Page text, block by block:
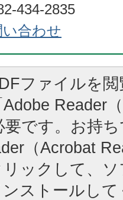
434-2835
合わせ
ファイルを
Adobe Reader
要です。お持
（Acrobat
ックして、
ストールし